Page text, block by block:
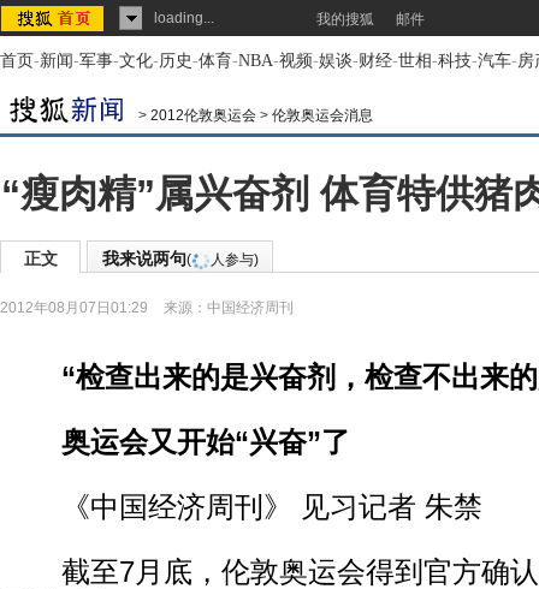
loading... 我的搜狐 邮件
首页-新闻-军事-文化-历史-体育-NBA-视频-娱谈-财经-世相-科技-汽车-房
> 2012伦敦奥运会 > 伦敦奥运会消息
“瘦肉精”属兴奋剂 体育特供猪
正文 我来说两句( 人参与)
2012年08月07日01:29 来源： 中国经济周刊
“检查出来的是兴奋剂，检查不出来的
奥运会又开始“兴奋”了
《中国经济周刊》 见习记者 朱禁
截至7月底，伦敦奥运会得到官方确认